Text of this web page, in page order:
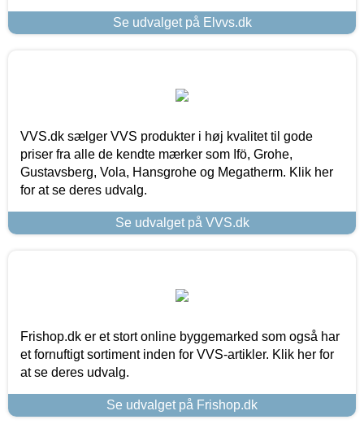
Se udvalget på Elvvs.dk
VVS.dk sælger VVS produkter i høj kvalitet til gode
priser fra alle de kendte mærker som Ifö, Grohe,
Gustavsberg, Vola, Hansgrohe og Megatherm. Klik her
for at se deres udvalg.
Se udvalget på VVS.dk
Frishop.dk er et stort online byggemarked som også har
et fornuftigt sortiment inden for VVS-artikler. Klik her for
at se deres udvalg.
Se udvalget på Frishop.dk